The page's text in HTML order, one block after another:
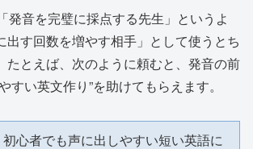
発音を完璧に採点する先生」というよ
出す回数を増やす相手」として使うとち
たとえば、次のように頼むと、発音の前
すい英文作り”を助けてもらえます。
心者でも声に出しやすい短い英語に